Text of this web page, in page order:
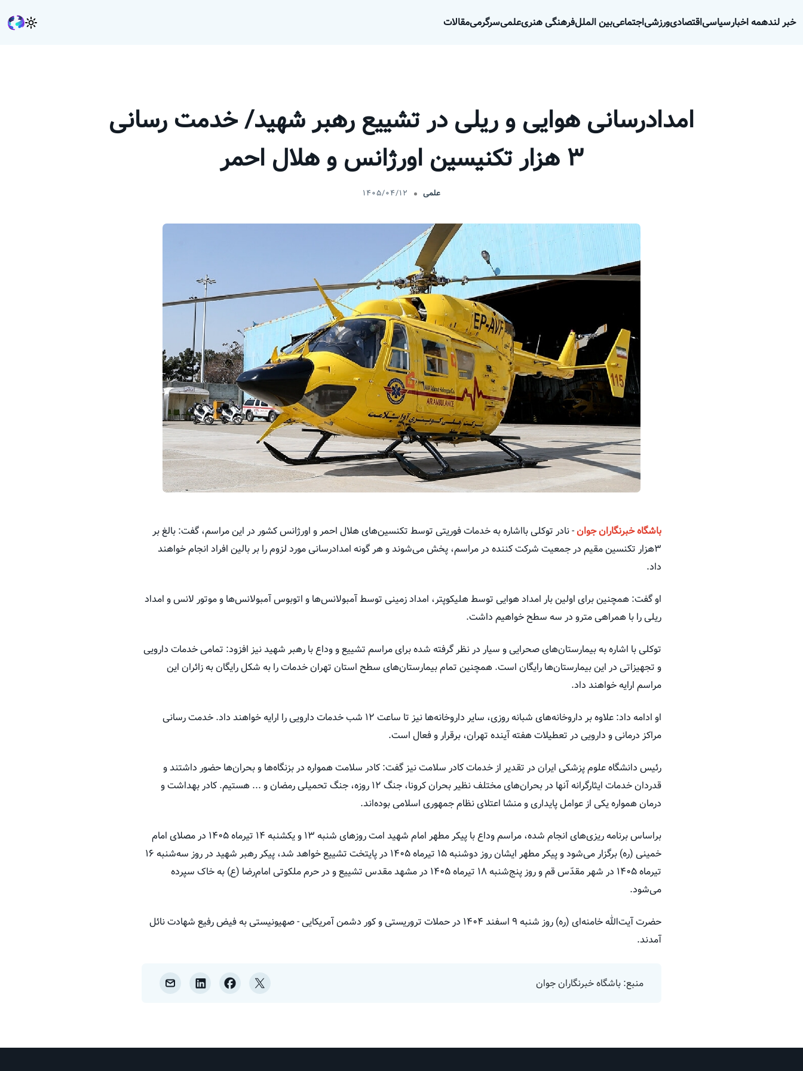
خبر لندهمه اخبارسیاسیاقتصادیورزشیاجتماعیبین المللفرهنگی هنریعلمیسرگرمیمقالات
امدادرسانی هوایی و ریلی در تشییع رهبر شهید/ خدمت رسانی
۳ هزار تکنیسین اورژانس و هلال احمر
علمی ۱۴۰۵/۰۴/۱۲
باشگاه خبرنگاران جوان- نادر توکلی بااشاره به خدمات فوریتی توسط تکنسین‌های هلال احمر و اورژانس کشور در این مراسم، گفت: بالغ بر
۳هزار تکنسین مقیم در جمعیت شرکت کننده در مراسم، پخش می‌شوند و هر گونه امدادرسانی مورد لزوم را بر بالین افراد انجام خواهند
داد.
او گفت: همچنین برای اولین بار امداد هوایی توسط هلیکوپتر، امداد زمینی توسط آمبولانس‌ها و اتوبوس آمبولانس‌ها و موتور لانس و امداد
ریلی را با همراهی مترو در سه سطح خواهیم داشت.
توکلی با اشاره به بیمارستان‌های صحرایی و سیار در نظر گرفته شده برای مراسم تشییع و وداع با رهبر شهید نیز افزود: تمامی خدمات دارویی
و تجهیزاتی در این بیمارستان‌ها رایگان است. همچنین تمام بیمارستان‌های سطح استان تهران خدمات را به شکل رایگان به زائران این
مراسم ارایه خواهند داد.
او ادامه داد: علاوه بر داروخانه‌های شبانه روزی، سایر داروخانه‌ها نیز تا ساعت ۱۲ شب خدمات دارویی را ارایه خواهند داد. خدمت رسانی
مراکز درمانی و دارویی در تعطیلات هفته آینده تهران، برقرار و فعال است.
رئیس دانشگاه علوم پزشکی ایران در تقدیر از خدمات کادر سلامت نیز گفت: کادر سلامت همواره در بزنگاه‌ها و بحران‌ها حضور داشتند و
قدردان خدمات ایثارگرانه آنها در بحران‌های مختلف نظیر بحران کرونا، جنگ ۱۲ روزه، جنگ تحمیلی رمضان و ... هستیم. کادر بهداشت و
درمان همواره یکی از عوامل پایداری و منشا اعتلای نظام جمهوری اسلامی بوده‌اند.
براساس برنامه ریزی‌های انجام شده، مراسم وداع با پیکر مطهر امام شهید امت روز‌های شنبه ۱۳ و یکشنبه ۱۴ تیرماه ۱۴۰۵ در مصلای امام
خمینی (ره) برگزار می‌شود و پیکر مطهر ایشان روز دوشنبه ۱۵ تیرماه ۱۴۰۵ در پایتخت تشییع خواهد شد، پیکر رهبر شهید در روز سه‌شنبه ۱۶
تیرماه ۱۴۰۵ در شهر مقدّس قم و روز پنج‌شنبه ۱۸ تیرماه ۱۴۰۵ در مشهد مقدس تشییع و در حرم ملکوتی امام‌رضا (ع) به خاک سپرده
می‌شود.
حضرت آیت‌الله خامنه‌ای (ره) روز شنبه ۹ اسفند ۱۴۰۴ در حملات تروریستی و کور دشمن آمریکایی - صهیونیستی به فیض رفیع شهادت نائل
آمدند.
منبع: باشگاه خبرنگاران جوان